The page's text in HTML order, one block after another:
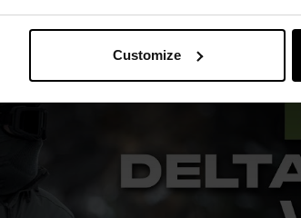
Customize